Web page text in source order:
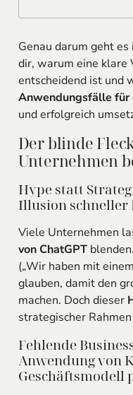
Genau darum geht
dir, warum eine klare
entscheidend ist und
Anwendungsfälle für
und erfolgreich
Der blinde
Unternehmen
Hype statt
Illusion schneller
Viele Unternehmen
von ChatGPT
(„Wir haben mit
glauben, damit den
machen. Doch dieser
strategischer
Fehlende
Anwendung von
Geschäftsmodell